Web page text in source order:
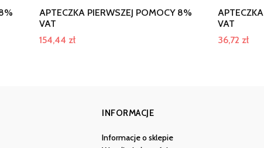
APTECZKA PIERWSZEJ POMOCY 8%
VAT
154,44 zł
VAT
36,72 zł
INFORMACJE
Informacje o sklepie